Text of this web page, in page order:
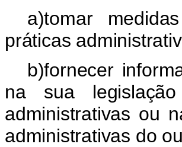
a)tomar
práticas
b)fornecer
na sua
administrativas ou
administrativas do